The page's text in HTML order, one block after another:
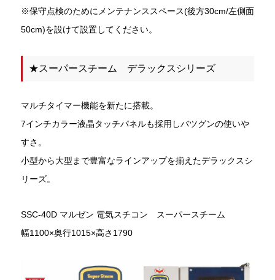
※保守点検のためにメンテナンススペース(後方30cm/左側面
50cm)を設けて設置してください。
★スーパースチーム デラックスシリーズ
マルチタイマー機能を新たに搭載。
7インチカラー液晶タッチパネルも採用しバツグンの使いや
すさ。
小型から大型まで豊富なラインアップを揃えたデラックスシ
リーズ。
SSC-40D マルゼン 電気スチコン スーパースチーム
幅1100×奥行1015×高さ1790